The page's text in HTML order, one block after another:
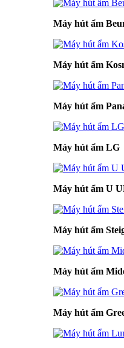
Máy hút ẩm
Máy hút ẩm
Máy hút ẩm
Máy hút ẩm LG
Máy hút ẩm U
Máy hút ẩm
Máy hút ẩm
Máy hút ẩm